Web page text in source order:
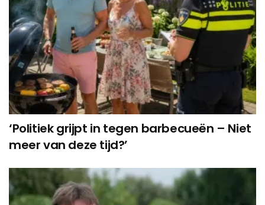
‘Politiek grijpt in tegen barbecueën – Niet
meer van deze tijd?’